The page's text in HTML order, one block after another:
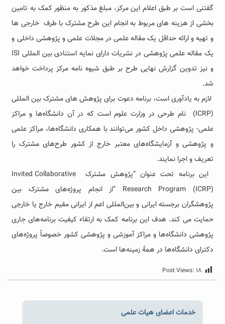
گفتنی است بر طبق اعلام این مرکز، مبلغ مذکور به منظور کمک به تامین
بخشی از هزینه های مربوط به انجام این طرح مشترک با طرف خارجی ها
و تهیه و ارائه حداقل یک مقاله علمی در مجلات علمی و پژوهشی داخلی و
یک مقاله علمی پژوهشی در نشریات دارای نمایه استنادی بین المللی ISI
و نیز تدوین گزارش نهایی طرح بر طبق شیوه نامه مرکز پرداخت خواهد
شد.
لازم به یادآوری است، برنامه دعوت برای پژوهش های مشترک بین المللی
(ICRP)
نام طرحی در وزارت علوم است که در آن دانشگاه‌ها و مراکز
علمی- پژوهشی داخل کشور می‌توانند با همکاری دانشگاه‌ها، مراکز علمی
و پژوهشی و آزمایشگاه‌های معتبر خارج از کشور طرح‌های مشترک را
تعریف و اجرا نمایند.
این برنامه تحت عنوان “پژوهش مشترک
Invited Collaborative
Research Program (ICRP) “
از انجام پروژه‌های مشترک بین
پژوهشگران برجسته ایرانی و بین‌المللی اعم از ایرانی مقیم خارج یا خارجی
حمایت می کند. هدف این برنامه کمک به ارتقاء کیفیت برنامه‌های جاری
پژوهشی دانشگاه‌ها و مراکز آموزشی و پژوهشی کشور خصوصاً پروژه‌های
دکترای دانشگاه‌ها در همۀ زمینه‌ها است.
Post Views: ۱۸
خدمات اعضای هیات علمی